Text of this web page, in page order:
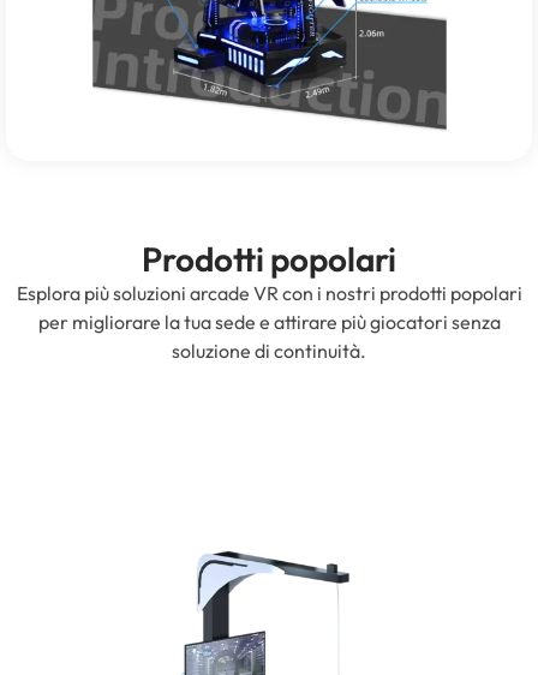
Prodotti popolari
Esplora più soluzioni arcade VR con i nostri prodotti popolari
per migliorare la tua sede e attirare più giocatori senza
soluzione di continuità.